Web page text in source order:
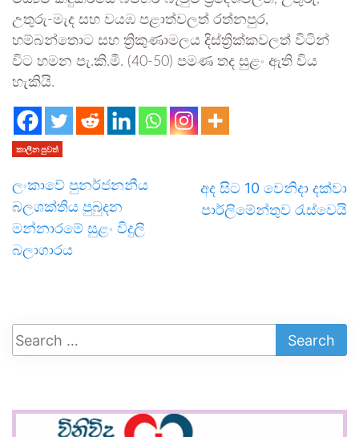
උතුරු-මැද සහ වයඹ පළාත්වලත් රත්නපුර,
හම්බන්තොට සහ ත්‍රිකුණාමලය දිස්ත්‍රික්කවලත් විටින්
විට හමන පැ.කි.මී. (40-50) පමණ තද සුළං ඇති විය
හැකියි.
කාලීන පුවත්
ලංකාවේ පුනර්ජනනීය
බලශක්තිය පුබුදන
මන්නාරමේ සුළං විදුලි
බලාගාරය
අද සිට 10 වෙනිදා දක්වා
පාර්ලිමේන්තුව රැස්වෙයි